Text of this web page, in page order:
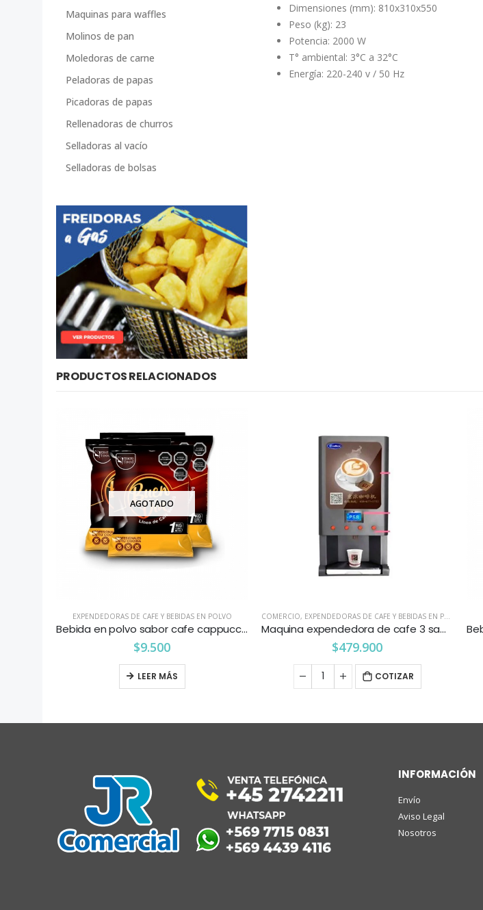
Dimensiones (mm): 810x310x550
Peso (kg): 23
Potencia: 2000 W
T° ambiental: 3°C a 32°C
Energía: 220-240 v / 50 Hz
Maquinas para waffles
Molinos de pan
Moledoras de carne
Peladoras de papas
Picadoras de papas
Rellenadoras de churros
Selladoras al vacío
Selladoras de bolsas
PRODUCTOS RELACIONADOS
AGOTADO
EXPENDEDORAS DE CAFE Y BEBIDAS EN POLVO
Bebida en polvo sabor cafe cappuccino premium 1 kg
$9.500
LEER MÁS
COMERCIO, EXPENDEDORAS DE CAFE Y BEBIDAS EN POLVO
Maquina expendedora de cafe 3 sabores led
$479.900
COTIZAR
INFORMACIÓN
Envío
Aviso Legal
Nosotros